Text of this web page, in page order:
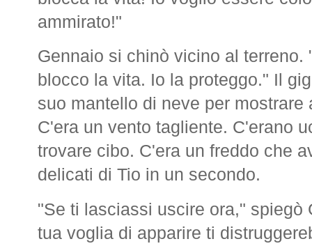
ammirato!"
Gennaio si chinò vicino al terreno.
blocco la vita. Io la proteggo." Il
suo mantello di neve per
C'era un vento tagliente. C'erano
trovare cibo. C'era un freddo che
delicati di Tio in un secondo.
"Se ti lasciassi uscire ora," spiegò
tua voglia di apparire ti